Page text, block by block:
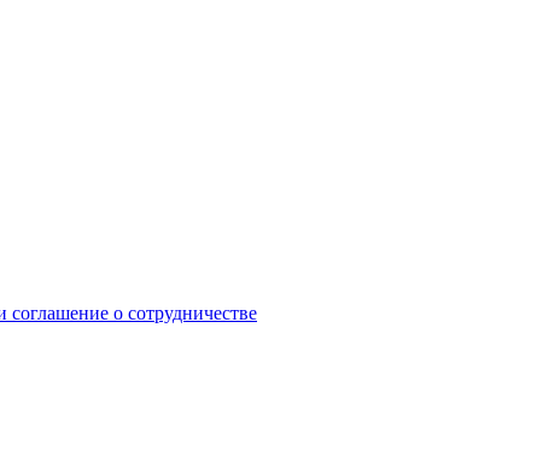
о сотрудничестве